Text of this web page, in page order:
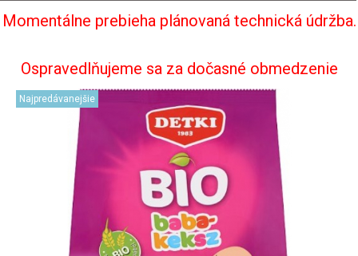
Momentálne prebieha plánovaná technická údržba.
Ospravedlňujeme sa za dočasné obmedzenie
Najpredávanejšie